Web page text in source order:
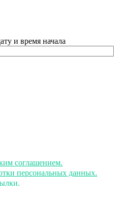
и время начала
соглашением.
персональных данных.